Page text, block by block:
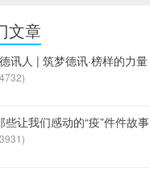
文章
讯人 | 筑梦德讯·榜样的力量
些让我们感动的“疫”件件故事